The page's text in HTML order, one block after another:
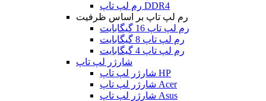
رم لپ تاپ DDR4
رم لپ تاپ بر اساس ظرفیت
رم لپ تاپ 16 گیگابایت
رم لپ تاپ 8 گیگابایت
رم لپ تاپ 4 گیگابایت
شارژر لپ تاپ
شارژر لپ تاپ HP
شارژر لپ تاپ Acer
شارژر لپ تاپ Asus